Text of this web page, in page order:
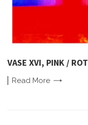
VASE XVI, PINK / ROT
Read More